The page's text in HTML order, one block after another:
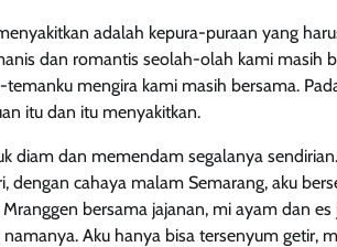
adalah kepura-puraan yang
dan romantis seolah-olah kami masih
mengira kami masih bersama.
itu dan itu menyakitkan.
diam dan memendam segalanya
dengan cahaya malam Semarang, aku
bersama jajanan, mi ayam dan
Aku hanya bisa tersenyum getir,